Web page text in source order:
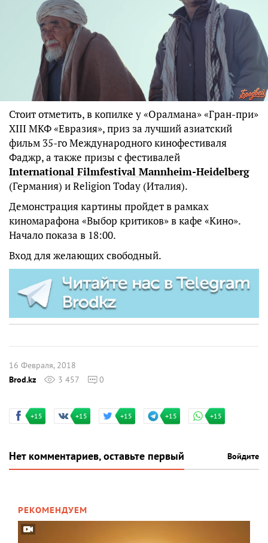
Стоит отметить, в копилке у «Оралмана» «Гран-при»
XIII МКФ «Евразия», приз за лучший азиатский
фильм 35-го Международного кинофестиваля
Фаджр, а также призы с фестивалей
International Filmfestival Mannheim-Heidelberg
(Германия) и Religion Today (Италия).
Демонстрация картины пройдет в рамках
киномарафона «Выбор критиков» в кафе «Кино».
Начало показа в 18:00.
Вход для желающих свободный.
16 Февраля, 2018
Brod.kz
3 457 0
+15 +15 +15 +15 +15
Нет комментариев, оставьте первый Войдите
РЕКОМЕНДУЕМ